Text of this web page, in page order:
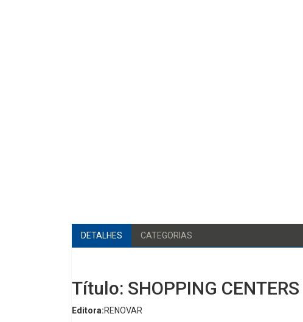
DETALHES CATEGORIAS
Título: SHOPPING CENTERS
Editora:RENOVAR